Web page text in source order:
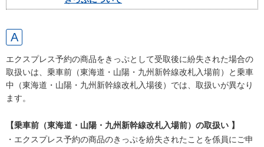
エクスプレス予約の商品をきっぷとして受取後に紛失された場合の
取扱いは、乗車前（東海道・山陽・九州新幹線改札入場前）と乗車
中（東海道・山陽・九州新幹線改札入場後）では、取扱いが異なり
ます。
【乗車前（東海道・山陽・九州新幹線改札入場前）の取扱い 】
・エクスプレス予約の商品のきっぷを紛失されたことを係員にご申